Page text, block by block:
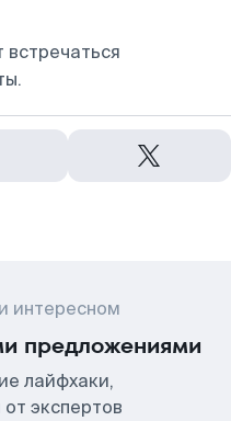
встречаться
интересном
предложениями
лайфхаки,
экспертов